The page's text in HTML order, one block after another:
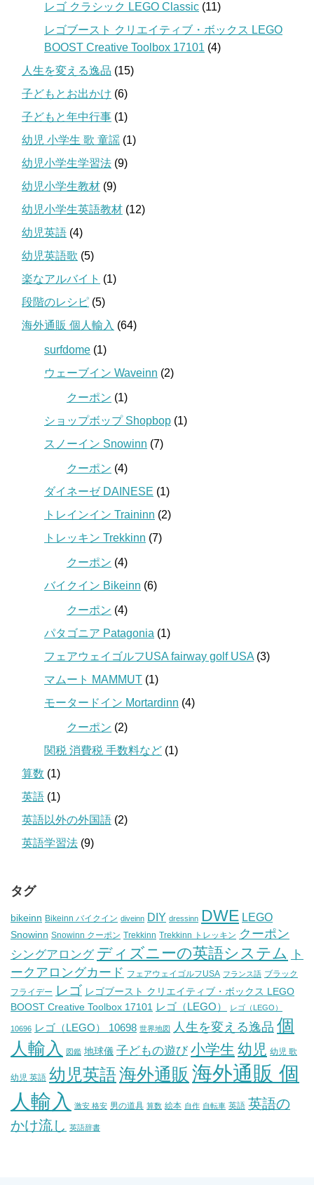
レゴ クラシック LEGO Classic (11)
レゴブースト クリエイティブ・ボックス LEGO
BOOST Creative Toolbox 17101 (4)
人生を変える逸品 (15)
子どもとお出かけ (6)
子どもと年中行事 (1)
幼児 小学生 歌 童謡 (1)
幼児小学生学習法 (9)
幼児小学生教材 (9)
幼児小学生英語教材 (12)
幼児英語 (4)
幼児英語歌 (5)
楽なアルバイト (1)
段階のレシピ (5)
海外通販 個人輸入 (64)
surfdome (1)
ウェーブイン Waveinn (2)
クーポン (1)
ショップボップ Shopbop (1)
スノーイン Snowinn (7)
クーポン (4)
ダイネーゼ DAINESE (1)
トレインイン Traininn (2)
トレッキン Trekkinn (7)
クーポン (4)
バイクイン Bikeinn (6)
クーポン (4)
パタゴニア Patagonia (1)
フェアウェイゴルフUSA fairway golf USA (3)
マムート MAMMUT (1)
モータードイン Mortardinn (4)
クーポン (2)
関税 消費税 手数料など (1)
算数 (1)
英語 (1)
英語以外の外国語 (2)
英語学習法 (9)
タグ
bikeinn Bikeinn バイクイン diveinn DIY dressinn DWE LEGO
Snowinn Snowinn クーポン Trekkinn Trekkinn トレッキン クーポン
シングアロング ディズニーの英語システム
ト
ークアロングカード フェアウェイゴルフUSA フランス語 ブラック
フライデー レゴ レゴブースト クリエイティブ・ボックス LEGO
BOOST Creative Toolbox 17101 レゴ（LEGO） レゴ（LEGO）
10696 レゴ（LEGO） 10698 世界地図 人生を変える逸品 個
人輸入
図鑑 地球儀 子どもの遊び 小学生 幼児 幼児 歌
幼児 英語 幼児英語海外通販 海外通販 個
人輸入
激安 格安 男の道具 算数 絵本 自作 自転車 英語 英語の
かけ流し 英語辞書